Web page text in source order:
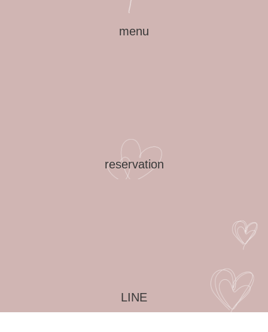
menu
reservation
LINE